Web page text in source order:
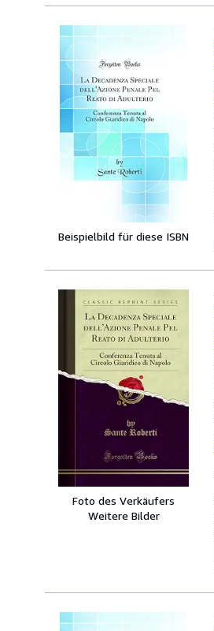
Beispielbild für diese ISBN
Foto des Verkäufers
Weitere Bilder